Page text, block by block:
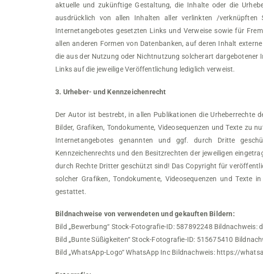
aktuelle und zukünftige Gestaltung, die Inhalte oder die
ausdrücklich von allen Inhalten aller verlinkten /
Internetangebotes gesetzten Links und Verweise sowie für
allen anderen Formen von Datenbanken, auf deren Inhalt
die aus der Nutzung oder Nichtnutzung solcherart dargebotener
Links auf die jeweilige Veröffentlichung lediglich verweist.
3. Urheber- und Kennzeichenrecht
Der Autor ist bestrebt, in allen Publikationen die Urheberrechte
Bilder, Grafiken, Tondokumente, Videosequenzen und Texte zu
Internetangebotes genannten und ggf. durch Dritte
Kennzeichenrechts und den Besitzrechten der jeweiligen
durch Rechte Dritter geschützt sind! Das Copyright für
solcher Grafiken, Tondokumente, Videosequenzen und
gestattet.
Bildnachweise von verwendeten und gekauften Bildern:
Bild „Bewerbung“ Stock-Fotografie-ID: 587892248 Bildnachweis:
Bild „Bunte Süßigkeiten“ Stock-Fotografie-ID: 515675410
Bild „WhatsApp-Logo“ WhatsApp Inc Bildnachweis: https://